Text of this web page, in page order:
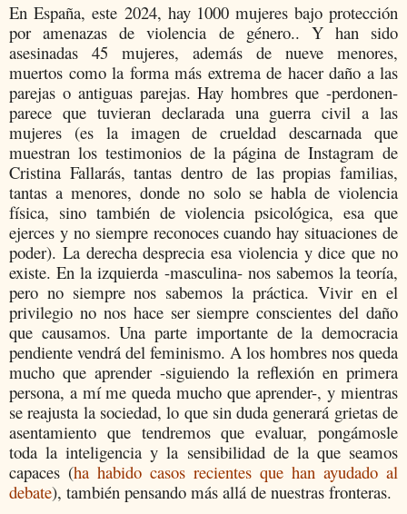
En España, este 2024, hay 1000 mujeres bajo protección
por amenazas de violencia de género.. Y han sido
asesinadas 45 mujeres, además de nueve menores,
muertos como la forma más extrema de hacer daño a las
parejas o antiguas parejas. Hay hombres que -perdonen-
parece que tuvieran declarada una guerra civil a las
mujeres (es la imagen de crueldad descarnada que
muestran los testimonios de la página de Instagram de
Cristina Fallarás, tantas dentro de las propias familias,
tantas a menores, donde no solo se habla de violencia
física, sino también de violencia psicológica, esa que
ejerces y no siempre reconoces cuando hay situaciones de
poder). La derecha desprecia esa violencia y dice que no
existe. En la izquierda -masculina- nos sabemos la teoría,
pero no siempre nos sabemos la práctica. Vivir en el
privilegio no nos hace ser siempre conscientes del daño
que causamos. Una parte importante de la democracia
pendiente vendrá del feminismo. A los hombres nos queda
mucho que aprender -siguiendo la reflexión en primera
persona, a mí me queda mucho que aprender-, y mientras
se reajusta la sociedad, lo que sin duda generará grietas de
asentamiento que tendremos que evaluar, pongámosle
toda la inteligencia y la sensibilidad de la que seamos
capaces (ha habido casos recientes que han ayudado al
debate), también pensando más allá de nuestras fronteras.